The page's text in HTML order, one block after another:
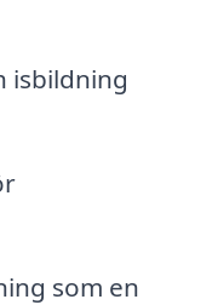
isbildning
som en